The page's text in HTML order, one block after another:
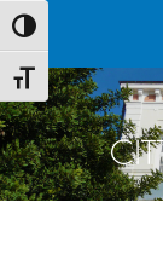
Attiva/disattiva
Attiva/disattiva